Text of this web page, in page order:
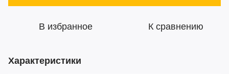
В избранное К сравнению
Характеристики